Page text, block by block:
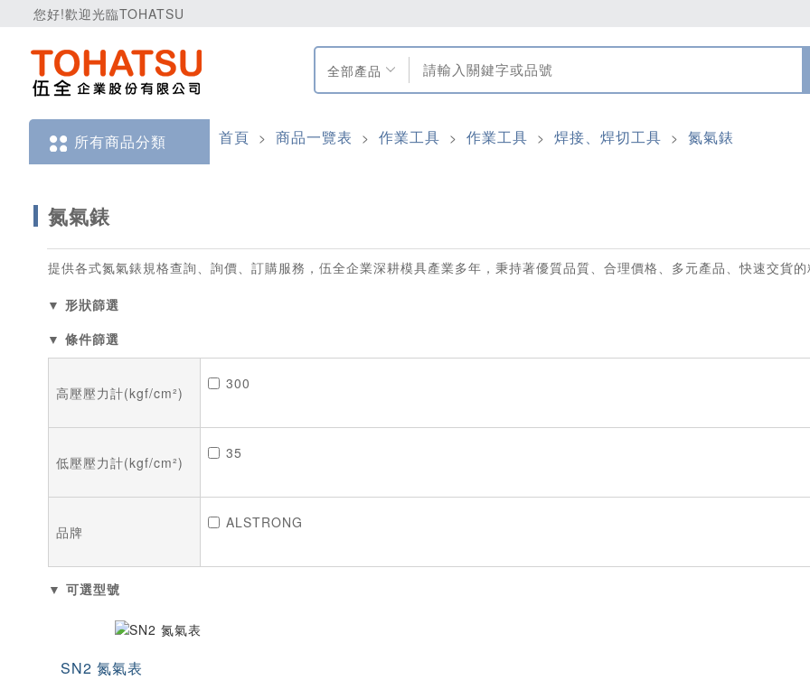
您好!歡迎光臨TOHATSU
全部產品
所有商品分類 首頁 > 商品一覽表 > 作業工具 > 作業工具 > 焊接、焊切工具 > 氮氣錶
氮氣錶
提供各式氮氣錶規格查詢、詢價、訂購服務，伍全企業深耕模具產業多年，秉持著優質品質、合理價格、多元產品、快速交貨
▼ 形狀篩選
▼ 條件篩選
高壓壓力計(kgf/cm²)
300
低壓壓力計(kgf/cm²)
35
品牌
ALSTRONG
▼ 可選型號
SN2 氮氣表